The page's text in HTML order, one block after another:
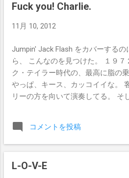
Fuck you! Charlie.
11月 10, 2012
Jumpin' Jack Flash をカバーする
ら、 こんなのを見つけた。 １９７
ク・テイラー時代の、最高に脂の
やっぱ、キース、カッコイイな。
リーの方を向いて演奏してる。 そ
ポーズをしてるキースが、 最高に
http://www.youtube.com/
コメントを投稿
L-O-V-E